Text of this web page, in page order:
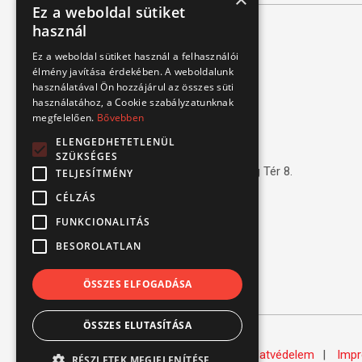
Kapcsolat
1151 Budapest, Mélyfúró u. 2/E.
3070 Bátonyterenye, Ózdi út 15.
8693 Lengyeltóti, Fonyódi u. 10.
4220 Hajdúböszörmény, Bánság Tér 8.
6000 Kecskemét, Budai út 137.
Tel.: (+36) 1 306 3770
Email: verbis@verbis.hu
© Verbis Kft 2026 ÁSZF Adatvédelem
Ez a weboldal sütiket
használ
Ez a weboldal sütiket használ a felhasználói
élmény javítása érdekében. A weboldalunk
használatával Ön hozzájárul az összes süti
használatához, a Cookie szabályzatunknak
megfelelően. Bővebben
ELENGEDHETETLENÜL
SZÜKSÉGES
TELJESÍTMÉNY
CÉLZÁS
FUNKCIONALITÁS
BESOROLATLAN
ÖSSZES ELFOGADÁSA
ÖSSZES ELUTASÍTÁSA